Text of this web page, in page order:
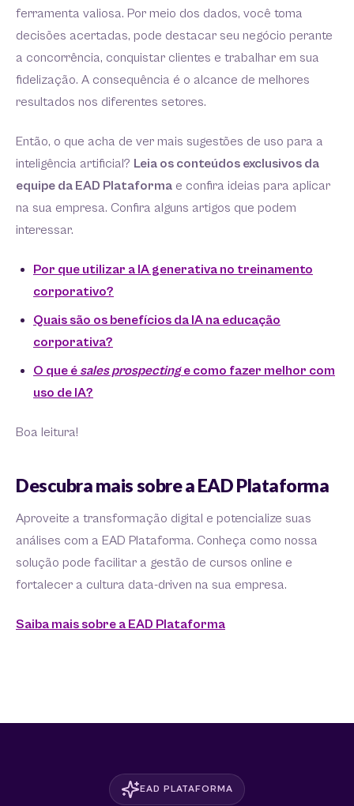
ferramenta valiosa. Por meio dos dados, você toma
decisões acertadas, pode destacar seu negócio perante
a concorrência, conquistar clientes e trabalhar em sua
fidelização. A consequência é o alcance de melhores
resultados nos diferentes setores.
Então, o que acha de ver mais sugestões de uso para a
inteligência artificial? Leia os conteúdos exclusivos da
equipe da EAD Plataforma e confira ideias para aplicar
na sua empresa. Confira alguns artigos que podem
interessar.
Por que utilizar a IA generativa no treinamento
corporativo?
Quais são os benefícios da IA na educação
corporativa?
O que é sales prospectinge como fazer melhor com
uso de IA?
Boa leitura!
Descubra mais sobre a EAD Plataforma
Aproveite a transformação digital e potencialize suas
análises com a EAD Plataforma. Conheça como nossa
solução pode facilitar a gestão de cursos online e
fortalecer a cultura data-driven na sua empresa.
Saiba mais sobre a EAD Plataforma
EAD PLATAFORMA